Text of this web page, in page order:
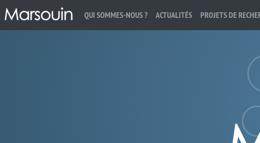
QUI SOMMES-NOUS ? ACTUALITÉS PROJETS DE